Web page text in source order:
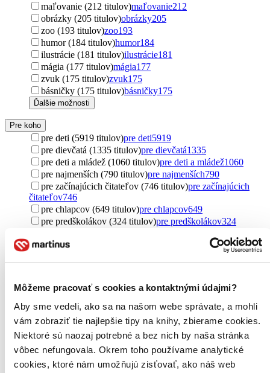
Môžeme pracovať s cookies a kontaktnými údajmi?
Aby sme vedeli, ako sa na našom webe správate, a mohli
vám zobraziť tie najlepšie tipy na knihy, zbierame cookies.
Niektoré sú naozaj potrebné a bez nich by naša stránka
vôbec nefungovala. Okrem toho používame analytické
cookies, ktoré nám umožňujú zisťovať, ako náš web
maľovanie (212 titulov)maľovanie212
obrázky (205 titulov)obrázky205
zoo (193 titulov)zoo193
humor (184 titulov)humor184
ilustrácie (181 titulov)ilustrácie181
mágia (177 titulov)mágia177
zvuk (175 titulov)zvuk175
básničky (175 titulov)básničky175
Ďalšie možnosti
Pre koho
pre deti (5919 titulov)pre deti5919
pre dievčatá (1335 titulov)pre dievčatá1335
pre deti a mládež (1060 titulov)pre deti a mládež1060
pre najmenších (790 titulov)pre najmenších790
pre začínajúcich čitateľov (746 titulov)pre začínajúcich
čitateľov746
pre chlapcov (649 titulov)pre chlapcov649
pre predškolákov (324 titulov)pre predškolákov324
young adult (200 titulov)
pre mužov (122 titulov)
new adult (14 titulov)new adult14
pre dyslektikov (11 titulov)pre dyslektikov11
pre rodičov (3 tituly)pre rodičov3
pre začiatočníkov (2 tituly) pre začiatočníkov
pre náročných (1 titul)pre náročných 1
pre kresťanov (1 titul)pre kresťanov1
pre žiakov (1 titul)pre žiakov1